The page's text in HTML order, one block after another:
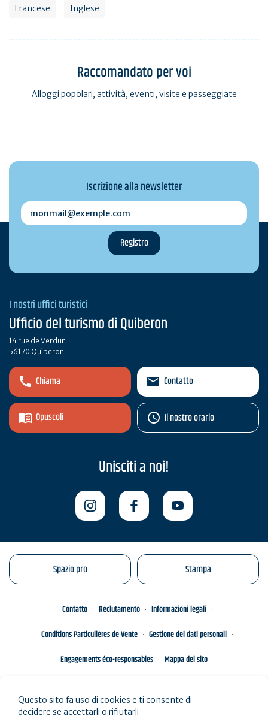
Francese Inglese
Raccomandato per voi
Alloggi popolari, attività, eventi, visite e passeggiate
Iscrizione alla newsletter
monmail@exemple.com
I nostri uffici turistici
Ufficio del turismo di Quiberon
14 rue de Verdun
56170 Quiberon
Chiama
Opuscoli
Contatto
Il nostro orario
Unisciti a noi!
Spazio pro Stampa
Contatto Reclutamento
Informazioni legali
Conditions Particulières de Vente
Gestione dei dati personali
Engagements éco-responsables
Mappa del sito
Questo sito fa uso di cookies e ti consente di
decidere se accettarli o rifiutarli